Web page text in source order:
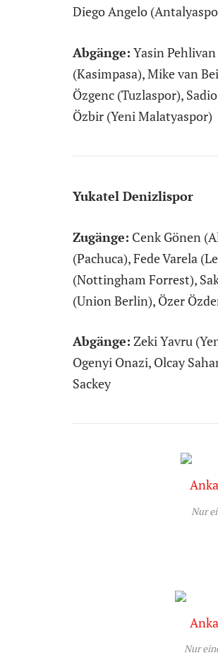
Diego Angelo
Abgänge: Yasin
(Kasimpasa), Mike van
Özgenc (Tuzlaspor),
Özbir (Yeni Malatyaspor)
Yukatel Denizlispor
Zugänge: Cenk Gönen
(Pachuca), Fede Varela
(Nottingham Forrest),
(Union Berlin), Özer
Abgänge: Zeki Yavru
Ogenyi Onazi, Olcay
Sackey
Nur
Nur